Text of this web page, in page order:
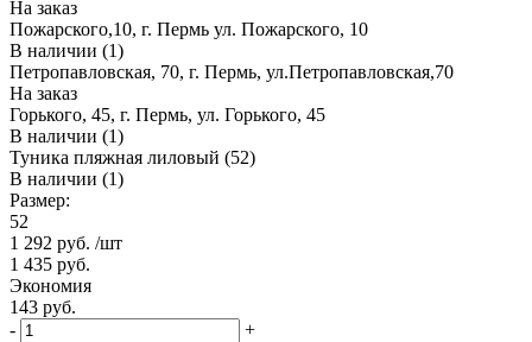
На заказ
Пожарского,10, г. Пермь ул. Пожарского, 10
В наличии (1)
Петропавловская, 70, г. Пермь, ул.Петропавловская,70
На заказ
Горького, 45, г. Пермь, ул. Горького, 45
В наличии (1)
Туника пляжная лиловый (52)
В наличии (1)
Размер:
52
1 292 руб. /шт
1 435 руб.
Экономия
143 руб.
-
+